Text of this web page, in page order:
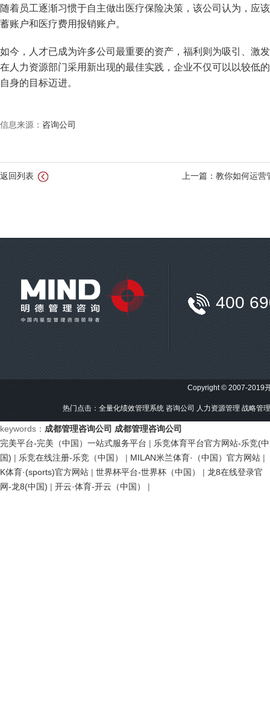
随着员工逐渐习惯于自主做出医疗保险决策，该公司认为，应
蓄账户和医疗费用报销账户。
如今，人才已成为许多公司最重要的资产，福利则为吸引、激
在 人力资源部门采用新出现的最佳实践，企业不仅可以以较低
自身的目标迈进。
信息来源： 咨询公司
返回列表 上一篇：教你如何运
400
Copyright © 2007-2019
热门点击： 全量化绩效管理系统 咨询公司 人力资源管理 战略管理
keywords： 成都管理咨询公司 成都管理咨询公司
完美平台-完美（中国）一站式服务平台 | 乐竞体育平台官方网站-乐竞(中
国) | 乐竞在线注册-乐竞（中国） | MILAN米兰体育·（中国）官方网站 |
K体育·(sports)官方网站 | 世界杯平台-世界杯（中国） | 龙8在线登录官
网-龙8(中国) | 开云·体育-开云（中国） |